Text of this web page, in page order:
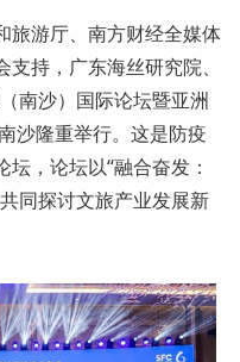
游厅、南方财经全媒体
持，广东海丝研究院、
南沙）国际论坛暨亚洲
沙隆重举行。这是防疫
，论坛以“融合奋发：
同探讨文旅产业发展新